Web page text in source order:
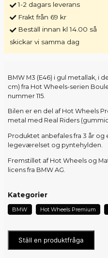
1-2 dagars leverans
Frakt från 69 kr
Beställ innan kl 14.00 så
skickar vi samma dag
BMW M3 (E46) i gul metallak, i
cm) fra Hot Wheels-serien
nummer 115.
Bilen er en del af Hot Wheels
metal med Real Riders
Produktet anbefales fra 3 år
legeværelset og pyntehylden.
Fremstillet af Hot Wheels og
licens fra BMW AG.
Kategorier
BMW Hot Wheels Premium
Ställ en produktfråga